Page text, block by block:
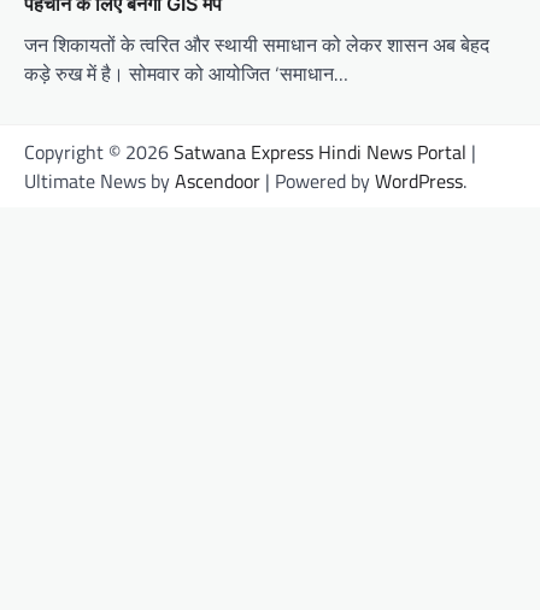
जन शिकायतों के त्वरित और स्थायी समाधान को लेकर शासन अब बेहद
कड़े रुख में है। सोमवार को आयोजित ‘समाधान…
Copyright © 2026Satwana Express Hindi News Portal |
Ultimate News byAscendoor | Powered byWordPress.